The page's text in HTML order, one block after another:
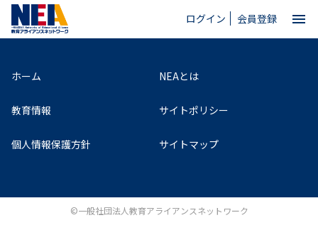
ログイン 会員登録 menu
ホーム
NEAとは
教育情報
お探しの記事は存在しません。
ホーム NEAとは
教育情報 サイトポリシー
個人情報保護方針 サイトマップ
©一般社団法人教育アライアンスネットワーク